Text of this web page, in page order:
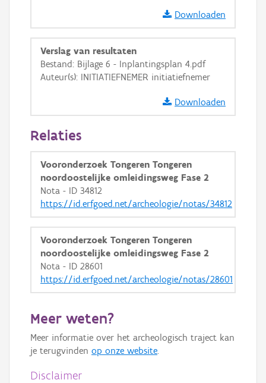
Downloaden
Verslag van resultaten
Bestand: Bijlage 6 - Inplantingsplan 4.pdf
Auteur(s): INITIATIEFNEMER initiatiefnemer
Downloaden
Relaties
Vooronderzoek Tongeren Tongeren
noordoostelijke omleidingsweg Fase 2
Nota - ID 34812
https://id.erfgoed.net/archeologie/notas/34812
Vooronderzoek Tongeren Tongeren
noordoostelijke omleidingsweg Fase 2
Nota - ID 28601
https://id.erfgoed.net/archeologie/notas/28601
Meer weten?
Meer informatie over het archeologisch traject kan
je terugvinden op onze website.
Disclaimer